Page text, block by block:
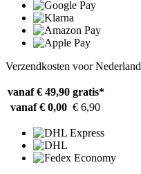
Verzendkosten voor Nederland
vanaf € 49,90 gratis*
vanaf € 0,00 € 6,90